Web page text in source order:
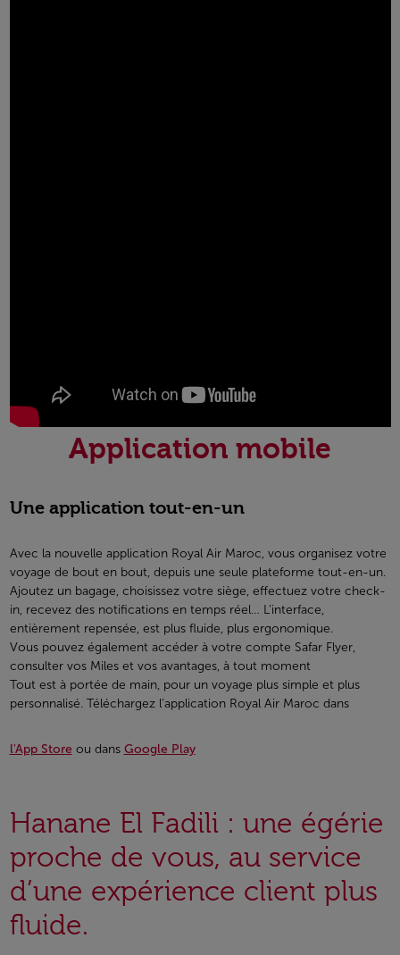
Application mobile
Une application tout-en-un
Avec la nouvelle application Royal Air Maroc, vous organisez votre
voyage de bout en bout, depuis une seule plateforme tout-en-un.
Ajoutez un bagage, choisissez votre siège, effectuez votre check-
in, recevez des notifications en temps réel… L’interface,
entièrement repensée, est plus fluide, plus ergonomique.
Vous pouvez également accéder à votre compte Safar Flyer,
consulter vos Miles et vos avantages, à tout moment
Tout est à portée de main, pour un voyage plus simple et plus
personnalisé. Téléchargez l’application Royal Air Maroc dans
l'App Store ou dans Google Play
Hanane El Fadili : une égérie
proche de vous, au service
d’une expérience client plus
fluide.